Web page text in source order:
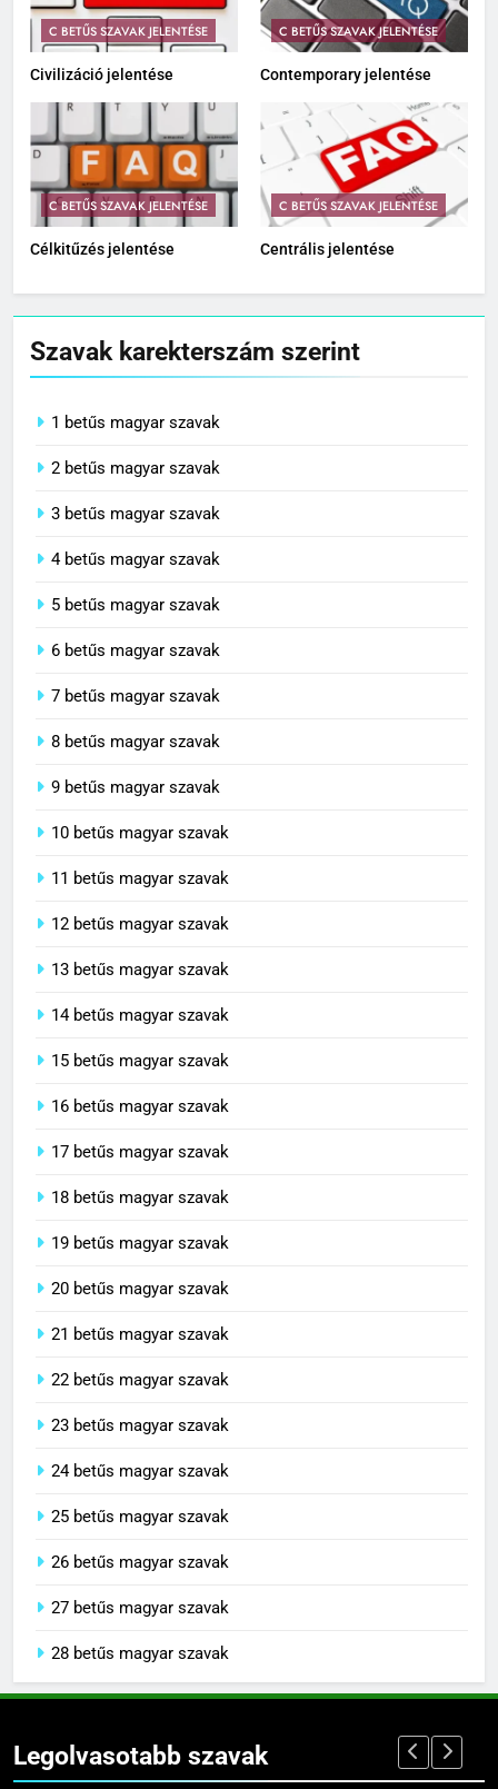
C BETŰS SZAVAK JELENTÉSE
Civilizáció jelentése
C BETŰS SZAVAK JELENTÉSE
Contemporary jelentése
C BETŰS SZAVAK JELENTÉSE
Célkitűzés jelentése
C BETŰS SZAVAK JELENTÉSE
Centrális jelentése
Szavak karekterszám szerint
1 betűs magyar szavak
2 betűs magyar szavak
3 betűs magyar szavak
4 betűs magyar szavak
5 betűs magyar szavak
6 betűs magyar szavak
7 betűs magyar szavak
8 betűs magyar szavak
9 betűs magyar szavak
10 betűs magyar szavak
11 betűs magyar szavak
12 betűs magyar szavak
13 betűs magyar szavak
14 betűs magyar szavak
15 betűs magyar szavak
16 betűs magyar szavak
17 betűs magyar szavak
18 betűs magyar szavak
19 betűs magyar szavak
20 betűs magyar szavak
21 betűs magyar szavak
22 betűs magyar szavak
23 betűs magyar szavak
24 betűs magyar szavak
25 betűs magyar szavak
26 betűs magyar szavak
27 betűs magyar szavak
28 betűs magyar szavak
Legolvasotabb szavak